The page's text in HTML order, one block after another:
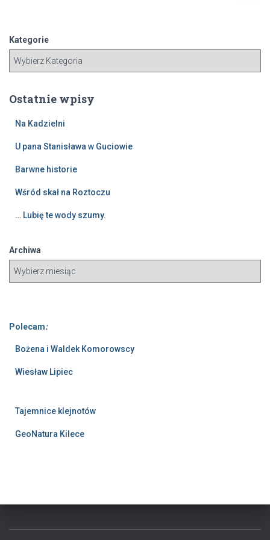
a
j
Kategorie
Ostatnie wpisy
Na Kadzielni
U pana Stanisława w Guciowie
Barwne historie
Wśród skał na Roztoczu
… Lubię te wody szumy.
Archiwa
Polecam:
Bożena i Waldek Komorowscy
Wiesław Lipiec
Tajemnice klejnotów
GeoNatura Kilece